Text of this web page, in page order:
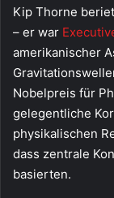
Kip Thorne
– er war
amerikanischer
Nobelpreis für
gelegentliche
physikalischen
dass zentrale
basierten.